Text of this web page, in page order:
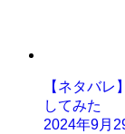
【ネタバ
してみた
2024年9月